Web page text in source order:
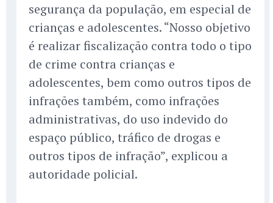
segurança da população, em especial de
crianças e adolescentes. “Nosso objetivo
é realizar fiscalização contra todo o tipo
de crime contra crianças e
adolescentes, bem como outros tipos de
infrações também, como infrações
administrativas, do uso indevido do
espaço público, tráfico de drogas e
outros tipos de infração”, explicou a
autoridade policial.